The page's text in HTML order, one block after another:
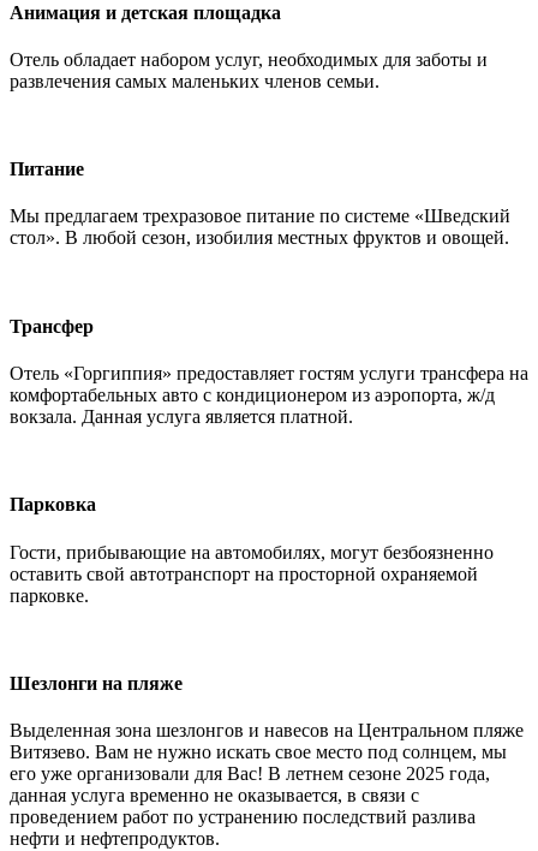
Анимация и детская площадка
Отель обладает набором услуг, необходимых для заботы и
развлечения самых маленьких членов семьи.
Питание
Мы предлагаем трехразовое питание по системе «Шведский
стол». В любой сезон, изобилия местных фруктов и овощей.
Трансфер
Отель «Горгиппия» предоставляет гостям услуги трансфера на
комфортабельных авто с кондиционером из аэропорта, ж/д
вокзала. Данная услуга является платной.
Парковка
Гости, прибывающие на автомобилях, могут безбоязненно
оставить свой автотранспорт на просторной охраняемой
парковке.
Шезлонги на пляже
Выделенная зона шезлонгов и навесов на Центральном пляже
Витязево. Вам не нужно искать свое место под солнцем, мы
его уже организовали для Вас! В летнем сезоне 2025 года,
данная услуга временно не оказывается, в связи с
проведением работ по устранению последствий разлива
нефти и нефтепродуктов.